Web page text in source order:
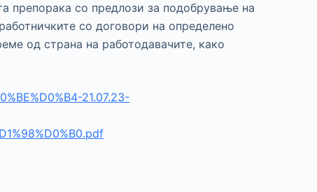
препорака со предлози за подобрување на
со договори на определено
од страна на работодавачите, како
21.07.23-